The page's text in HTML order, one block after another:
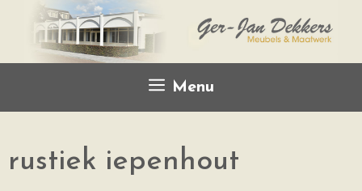
Menu
rustiek iepenhout